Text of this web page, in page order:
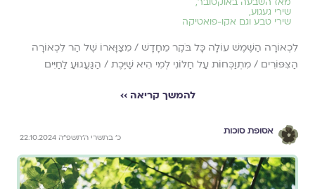
שירי געגוע,
שירי טבע וגם אקו-פואטיקה
לִכְאוֹרָה הַשֶּׁמֶשׁ עוֹלָה כָּל בֹּקֶר מֵחָדָשׁ / מִצַּוָּארוֹ שֶׁל הַר לִכְאוֹרָה
הַצִּפּוֹרִים / מִתְוַכְּחוֹת עַל חַלּוֹנִי לְמִי הִיא שַׁיֶּכֶת / הַגַּעֲגוּעַ לַחַיִּים
להמשך קריאה ››
אסופת סוכות
כ׳ בתשרי ה׳תשפ״ה 22.10.2024